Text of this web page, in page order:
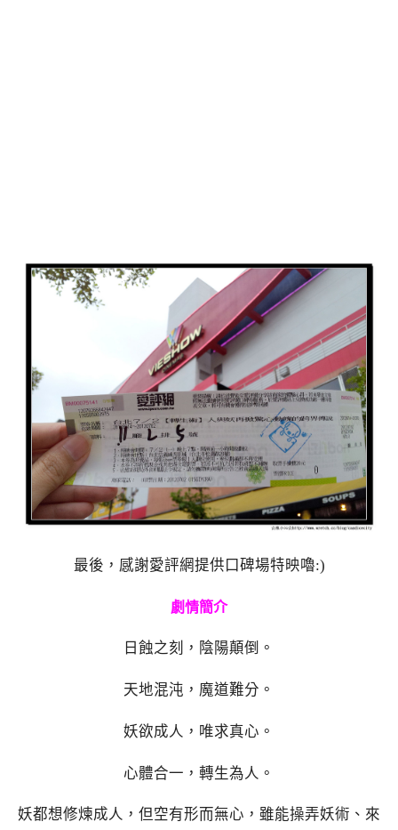
最後，感謝愛評網提供口碑場特映嚕:)
劇情簡介
日蝕之刻，陰陽顛倒。
天地混沌，魔道難分。
妖欲成人，唯求真心。
心體合一，轉生為人。
妖都想修煉成人，但空有形而無心，雖能操弄妖術、來